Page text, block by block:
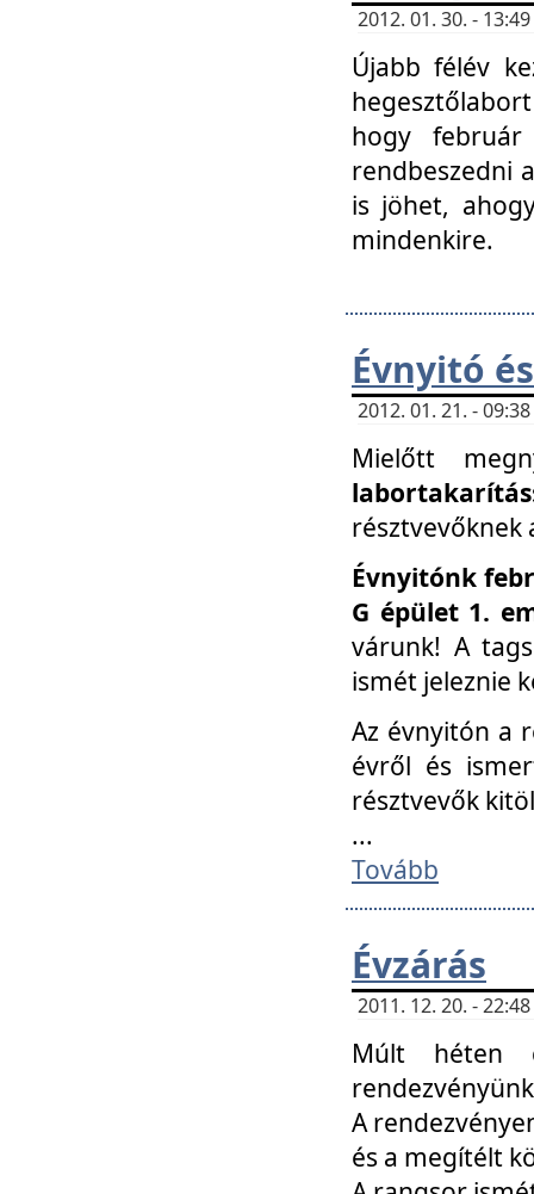
2012. 01. 30. -
Újabb félév
hogy
rendbeszedni
is jöhet,
mindenkire.
Évnyitó
2012. 01. 21. -
Mielőtt
labortakarítás
résztvevőknek
Évnyitónk
G épület 1.
várunk! A
ismét jeleznie
Az évnyitón a
évről és
résztvevők
...
Tovább
Évzárás
2011. 12. 20. -
Múlt héten
A
és a megítélt